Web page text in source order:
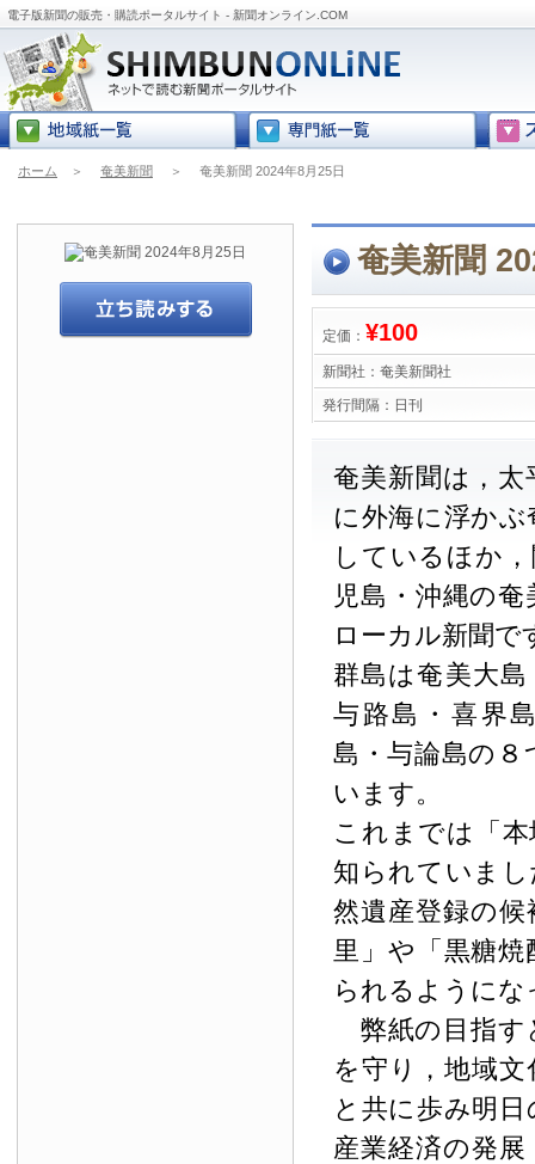
電子版新聞の販売・購読ポータルサイト - 新聞オンライン.COM
ホーム ＞ 奄美新聞 ＞ 奄美新聞 2024年8月25日
奄美新聞
定価： ¥100
新聞社： 奄美新聞社
発行間隔： 日刊
奄美新聞は，
に外海に浮か
しているほか
児島・沖縄の
ローカル新聞で
群島は奄美大
与路島・喜界
島・与論島の
います。
これまでは「
知られていま
然遺産登録の
里」や「黒糖
られるように
弊紙の目指す
を守り，地域
と共に歩み明
産業経済の発